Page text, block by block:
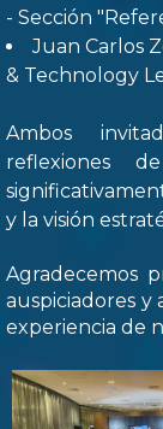
- Sección
Juan Carlos
& Technology
Ambos
reflexiones
y la visión
Agradecemos
auspiciadores y
experiencia de